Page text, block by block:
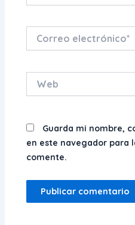
electrónico*
Guarda mi nombre,
en este navegador para
comente.